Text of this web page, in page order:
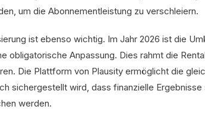
um die Abonnementleistung zu verschleiern.
ist ebenso wichtig. Im Jahr 2026 ist die
obligatorische Anpassung. Dies rahmt die
Die Plattform von Plausity ermöglicht die
sichergestellt wird, dass finanzielle
werden.